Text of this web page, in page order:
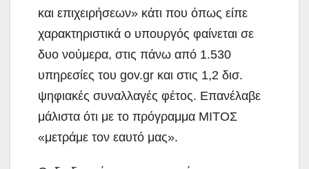
και επιχειρήσεων» κάτι που όπως είπε
χαρακτηριστικά ο υπουργός φαίνεται σε
δυο νούμερα, στις πάνω από 1.530
υπηρεσίες του gov.gr και στις 1,2 δισ.
ψηφιακές συναλλαγές φέτος. Επανέλαβε
μάλιστα ότι με το πρόγραμμα ΜΙΤΟΣ
«μετράμε τον εαυτό μας».